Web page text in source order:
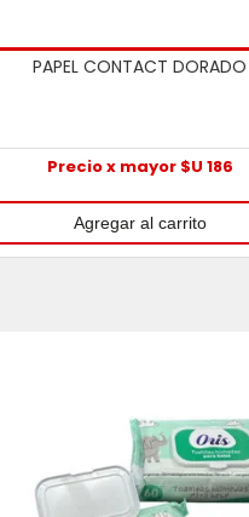
PAPEL CONTACT DORADO
Precio x mayor $U 186